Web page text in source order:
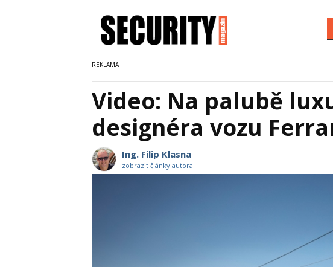
Video: Na palubě
designéra vozu
Ing. Filip Klasna
zobrazit články autora